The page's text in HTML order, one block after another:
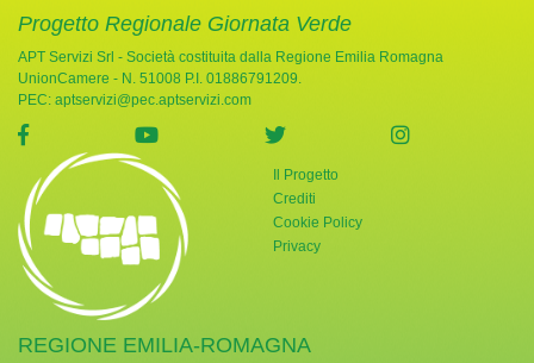
Progetto Regionale Giornata Verde
APT Servizi Srl - Società costituita dalla Regione Emilia Romagna
UnionCamere - N. 51008 P.I. 01886791209.
PEC: aptservizi@pec.aptservizi.com
visita la pagina Facebook di Giornata Verde
visita la pagina YouTube di Giornata
visita la pagina Twitter di
visita la
Il Progetto
Crediti
Cookie Policy
Privacy
REGIONE EMILIA-ROMAGNA